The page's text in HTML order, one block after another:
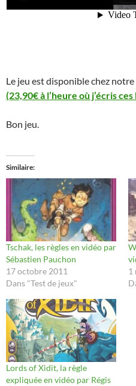
Le jeu est disponible chez
(23,90€ à l’heure où j’écris ces
Bon jeu.
Similaire
Tschak, les règles en vidéo par
Sébastien Pauchon
17 octobre 2011
Dans "Test de jeux"
1
Lords of Xidit, la règle
expliquée en vidéo par Régis